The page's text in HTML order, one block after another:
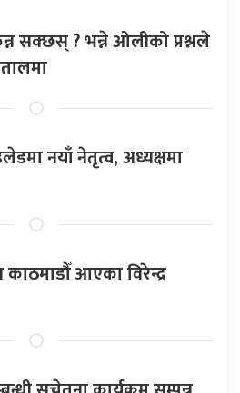
सक्छस् ? भन्ने ओलीको प्रश्नले
नयाँ नेतृत्व, अध्यक्षमा
आएका विरेन्द्र